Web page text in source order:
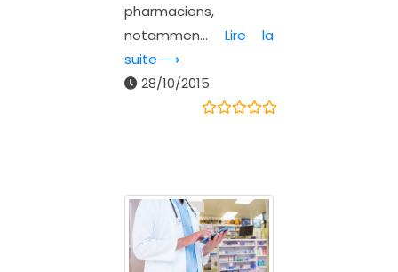
pharmaciens,
notammen... Lire la
suite ⟶
28/10/2015